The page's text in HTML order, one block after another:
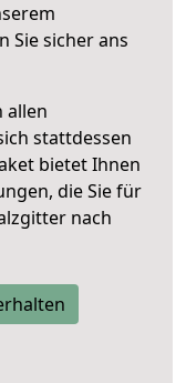
Sie sicher ans
allen
stattdessen
bietet Ihnen
die Sie für
nach